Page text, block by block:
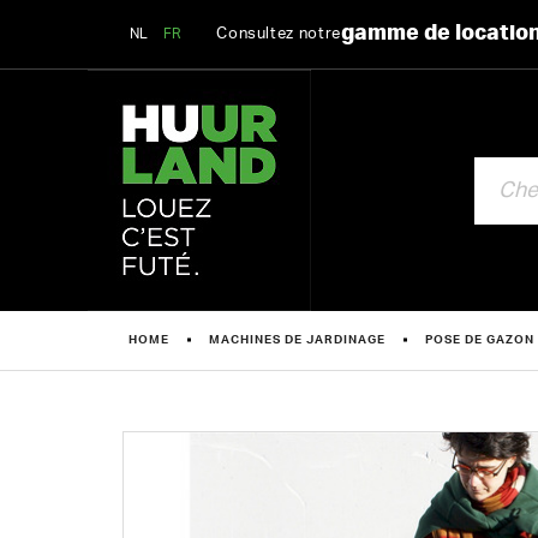
NL FR Consultez notregamme de
HOME MACHINES DE JARDINAGE POSE DE GAZON